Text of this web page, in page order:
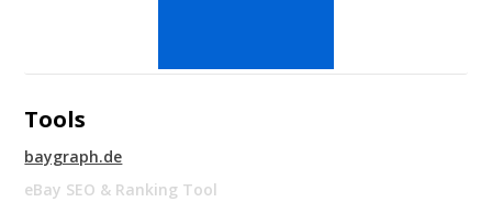
Tools
baygraph.de
eBay SEO & Ranking Tool